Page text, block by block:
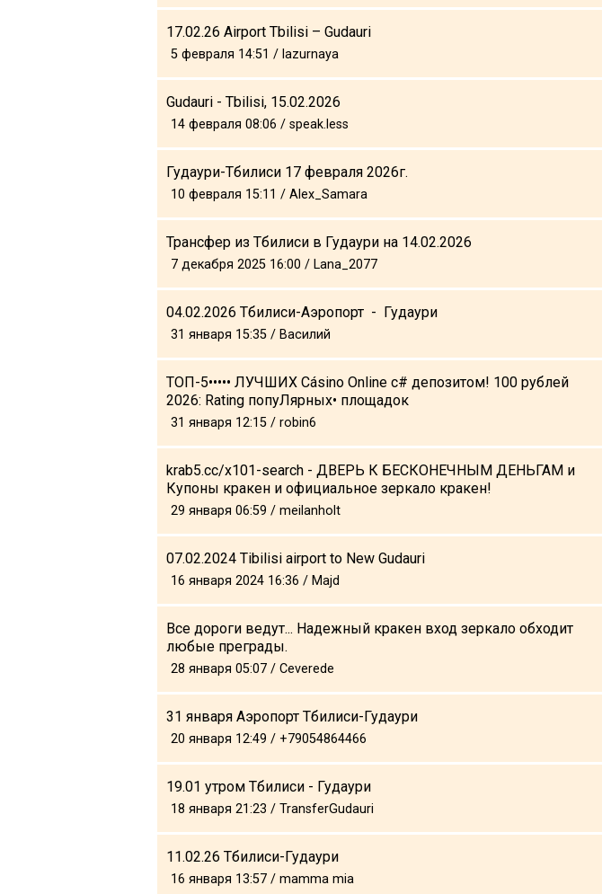
17.02.26 Airport Tbilisi – Gudauri
5 февраля 14:51 / lazurnaya
Gudauri - Tbilisi, 15.02.2026
14 февраля 08:06 / speak.less
Гудаури-Тбилиси 17 февраля 2026г.
10 февраля 15:11 / Alex_Samara
Трансфер из Тбилиси в Гудаури на 14.02.2026
7 декабря 2025 16:00 / Lana_2077
04.02.2026 Тбилиси-Аэропорт - Гудаури
31 января 15:35 / Василий
ТОП-5••••• ЛУЧШИХ Cásino Online с# депозитом! 100 рублей
2026: Rating попуЛярных• площадок
31 января 12:15 / robin6
krab5.cc/x101-search - ДВЕРЬ К БЕСКОНЕЧНЫМ ДЕНЬГАМ и
Купоны кракен и официальное зеркало кракен!
29 января 06:59 / meilanholt
07.02.2024 Tibilisi airport to New Gudauri
16 января 2024 16:36 / Majd
Все дороги ведут... Надежный кракен вход зеркало обходит
любые преграды.
28 января 05:07 / Ceverede
31 января Аэропорт Тбилиси-Гудаури
20 января 12:49 / +79054864466
19.01 утром Тбилиси - Гудаури
18 января 21:23 / TransferGudauri
11.02.26 Тбилиси-Гудаури
16 января 13:57 / mamma mia
Визы и Документы
Мобильная связь